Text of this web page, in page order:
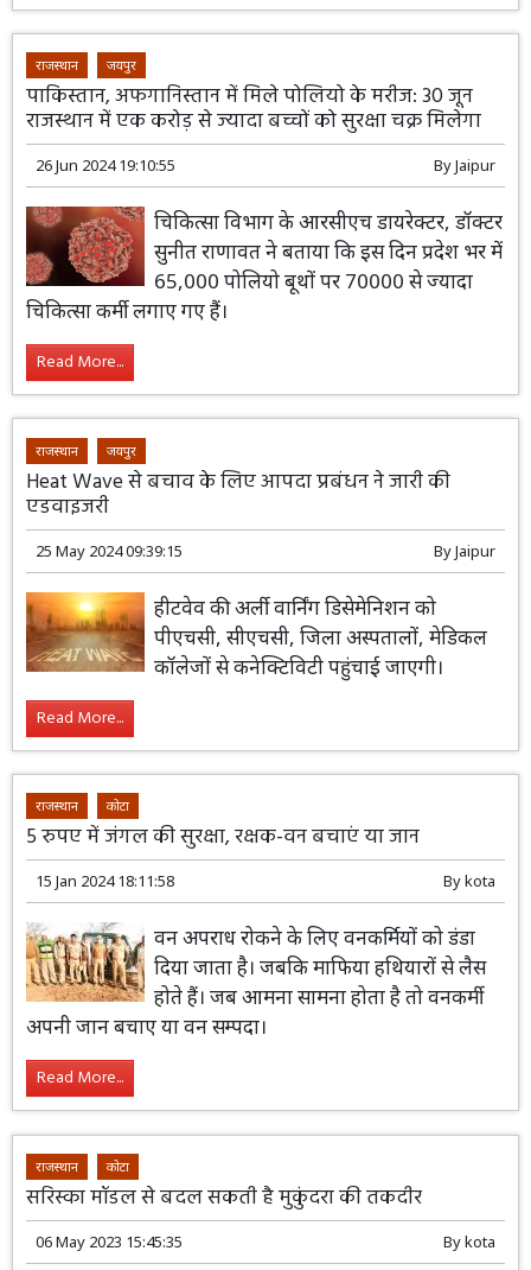
राजस्थान जयपुर
पाकिस्तान, अफगानिस्तान में मिले पोलियो के मरीज: 30 जून
राजस्थान में एक करोड़ से ज्यादा बच्चों को सुरक्षा चक्र मिलेगा
26 Jun 2024 19:10:55 ByJaipur
चिकित्सा विभाग के आरसीएच डायरेक्टर, डॉक्टर
सुनीत राणावत ने बताया कि इस दिन प्रदेश भर में
65,000 पोलियो बूथों पर 70000 से ज्यादा
चिकित्सा कर्मी लगाए गए हैं।
Read More...
राजस्थान जयपुर
Heat Wave से बचाव के लिए आपदा प्रबंधन ने जारी की
एडवाइजरी
25 May 2024 09:39:15 ByJaipur
हीटवेव की अर्ली वार्निंग डिसेमेनिशन को
पीएचसी, सीएचसी, जिला अस्पतालों, मेडिकल
कॉलेजों से कनेक्टिविटी पहुंचाई जाएगी।
Read More...
राजस्थान कोटा
5 रुपए में जंगल की सुरक्षा, रक्षक-वन बचाएं या जान
15 Jan 2024 18:11:58 Bykota
वन अपराध रोकने के लिए वनकर्मियों को डंडा
दिया जाता है। जबकि माफिया हथियारों से लैस
होते हैं। जब आमना सामना होता है तो वनकर्मी
अपनी जान बचाए या वन सम्पदा।
Read More...
राजस्थान कोटा
सरिस्का मॉडल से बदल सकती है मुकुंदरा की तकदीर
06 May 2023 15:45:35 Bykota